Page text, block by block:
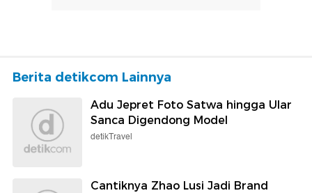
Berita detikcom Lainnya
Adu Jepret Foto Satwa hingga Ular
Sanca Digendong Model
detikTravel
Cantiknya Zhao Lusi Jadi Brand